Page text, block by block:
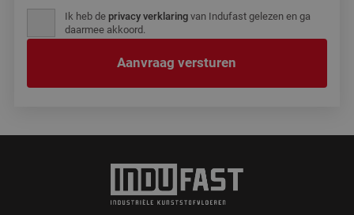
Ik heb de privacy verklaring van Indufast gelezen en ga
daarmee akkoord.